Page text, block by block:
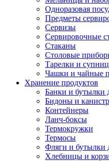
Одноразовая
Предметы
Сервизы
Сервировочные
Стаканы
Столовые
Тарелки и
Чашки и чайные
Хранение продуктов
Банки и бутылки
Бидоны и
Контейнеры
Ланч-боксы
Термокружки
Термосы
Фляги и бутылки
Хлебницы и